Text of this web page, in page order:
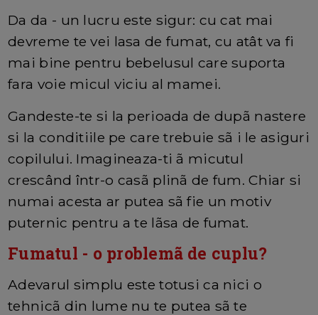
Da da - un lucru este sigur: cu cat mai
devreme te vei lasa de fumat, cu atât va fi
mai bine pentru bebelusul care suporta
fara voie micul viciu al mamei.
Gandeste-te si la perioada de dupã nastere
si la conditiile pe care trebuie sã i le asiguri
copilului. Imagineaza-ti ã micutul
crescând într-o casã plinã de fum. Chiar si
numai acesta ar putea sã fie un motiv
puternic pentru a te lãsa de fumat.
Fumatul - o problemã de cuplu?
Adevarul simplu este totusi ca nici o
tehnicã din lume nu te putea sã te